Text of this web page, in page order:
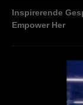
Inspirerende
Empower Her